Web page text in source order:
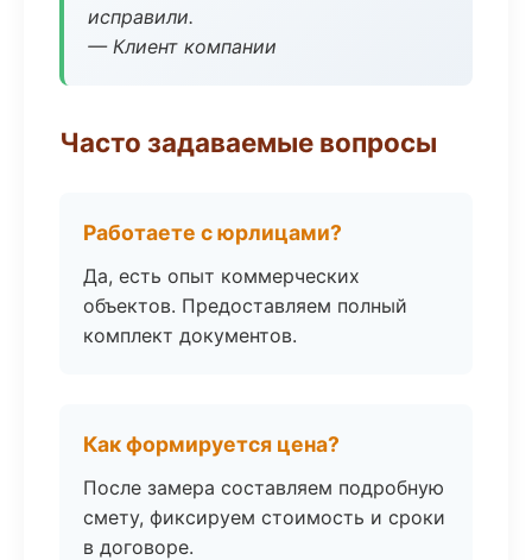
исправили.
— Клиент компании
Часто задаваемые вопросы
Работаете с юрлицами?
Да, есть опыт коммерческих
объектов. Предоставляем полный
комплект документов.
Как формируется цена?
После замера составляем подробную
смету, фиксируем стоимость и сроки
в договоре.